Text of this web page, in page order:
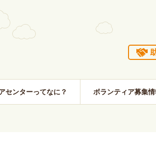
センターってなに？ ボランティア募集情